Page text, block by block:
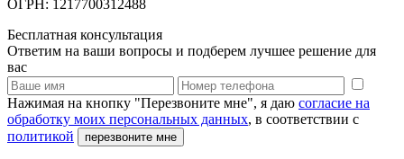
ОГРН: 1217700312488
Бесплатная консультация
Ответим на ваши вопросы и подберем лучшее решение для
вас
Нажимая на кнопку "Перезвоните мне", я даю согласие на
обработку моих персональных данных, в соответствии с
политикой
перезвоните мне